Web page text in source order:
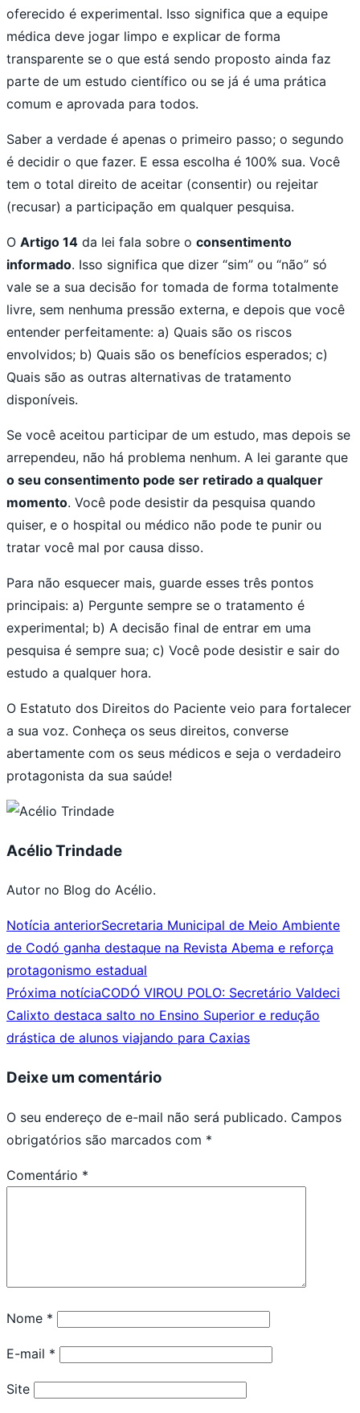
oferecido é experimental. Isso significa que a equipe
médica deve jogar limpo e explicar de forma
transparente se o que está sendo proposto ainda faz
parte de um estudo científico ou se já é uma prática
comum e aprovada para todos.
Saber a verdade é apenas o primeiro passo; o segundo
é decidir o que fazer. E essa escolha é 100% sua. Você
tem o total direito de aceitar (consentir) ou rejeitar
(recusar) a participação em qualquer pesquisa.
O Artigo 14 da lei fala sobre o consentimento
informado. Isso significa que dizer “sim” ou “não” só
vale se a sua decisão for tomada de forma totalmente
livre, sem nenhuma pressão externa, e depois que você
entender perfeitamente: a) Quais são os riscos
envolvidos; b) Quais são os benefícios esperados; c)
Quais são as outras alternativas de tratamento
disponíveis.
Se você aceitou participar de um estudo, mas depois se
arrependeu, não há problema nenhum. A lei garante que
o seu consentimento pode ser retirado a qualquer
momento. Você pode desistir da pesquisa quando
quiser, e o hospital ou médico não pode te punir ou
tratar você mal por causa disso.
Para não esquecer mais, guarde esses três pontos
principais: a) Pergunte sempre se o tratamento é
experimental; b) A decisão final de entrar em uma
pesquisa é sempre sua; c) Você pode desistir e sair do
estudo a qualquer hora.
O Estatuto dos Direitos do Paciente veio para fortalecer
a sua voz. Conheça os seus direitos, converse
abertamente com os seus médicos e seja o verdadeiro
protagonista da sua saúde!
Acélio Trindade
Autor no Blog do Acélio.
Notícia anteriorSecretaria Municipal de Meio Ambiente
de Codó ganha destaque na Revista Abema e reforça
protagonismo estadual
Próxima notíciaCODÓ VIROU POLO: Secretário Valdeci
Calixto destaca salto no Ensino Superior e redução
drástica de alunos viajando para Caxias
Deixe um comentário
O seu endereço de e-mail não será publicado. Campos
obrigatórios são marcados com *
Comentário *
Nome *
E-mail *
Site